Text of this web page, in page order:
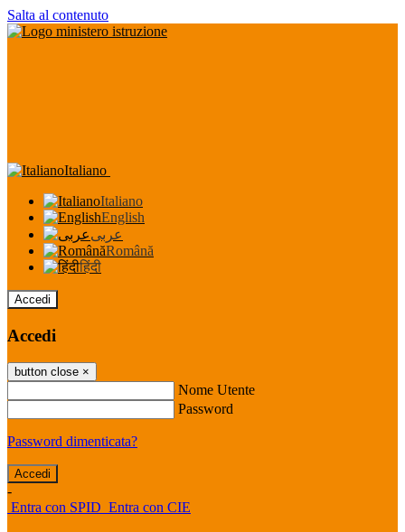
Salta al contenuto
Italiano
Italiano
English
عربى
Română
हिंदी
Accedi
Accedi
button close ×
Nome Utente
Password
Password dimenticata?
-
Entra con SPID Entra con CIE